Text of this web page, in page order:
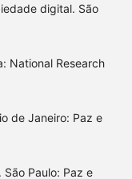
digital. São
National Research
de Janeiro: Paz e
São Paulo: Paz e